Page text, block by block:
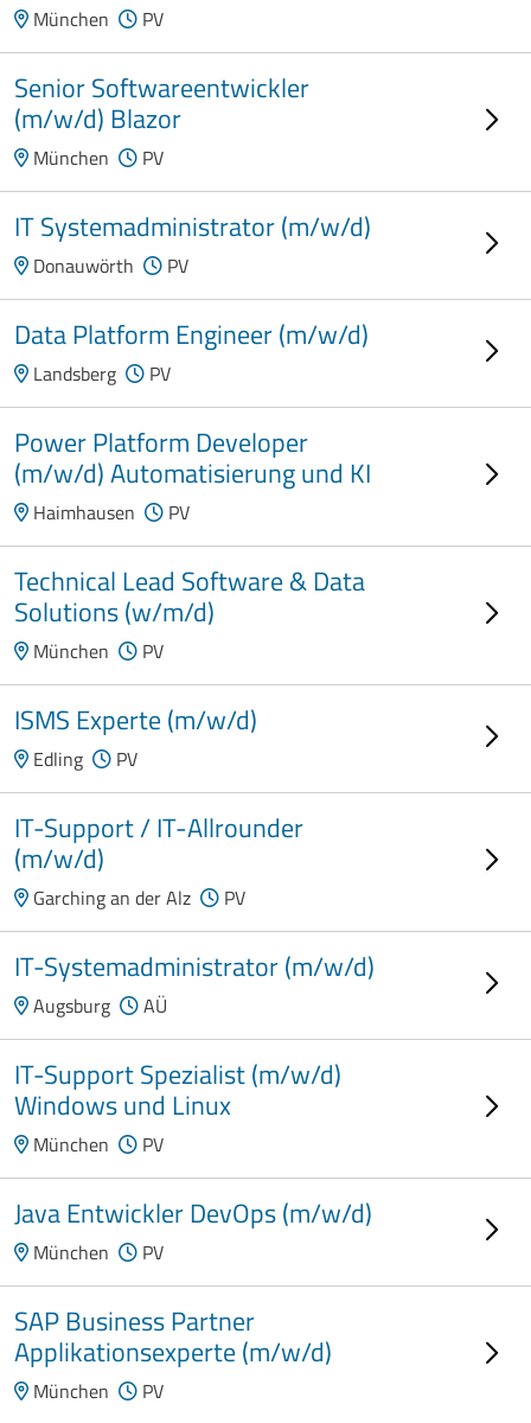
München PV
Senior Softwareentwickler
(m/w/d) Blazor
München PV
IT Systemadministrator (m/w/d)
Donauwörth PV
Data Platform Engineer (m/w/d)
Landsberg PV
Power Platform Developer
(m/w/d) Automatisierung und KI
Haimhausen PV
Technical Lead Software & Data
Solutions (w/m/d)
München PV
ISMS Experte (m/w/d)
Edling PV
IT-Support / IT-Allrounder
(m/w/d)
Garching an der Alz PV
IT-Systemadministrator (m/w/d)
Augsburg AÜ
IT-Support Spezialist (m/w/d)
Windows und Linux
München PV
Java Entwickler DevOps (m/w/d)
München PV
SAP Business Partner
Applikationsexperte (m/w/d)
München PV